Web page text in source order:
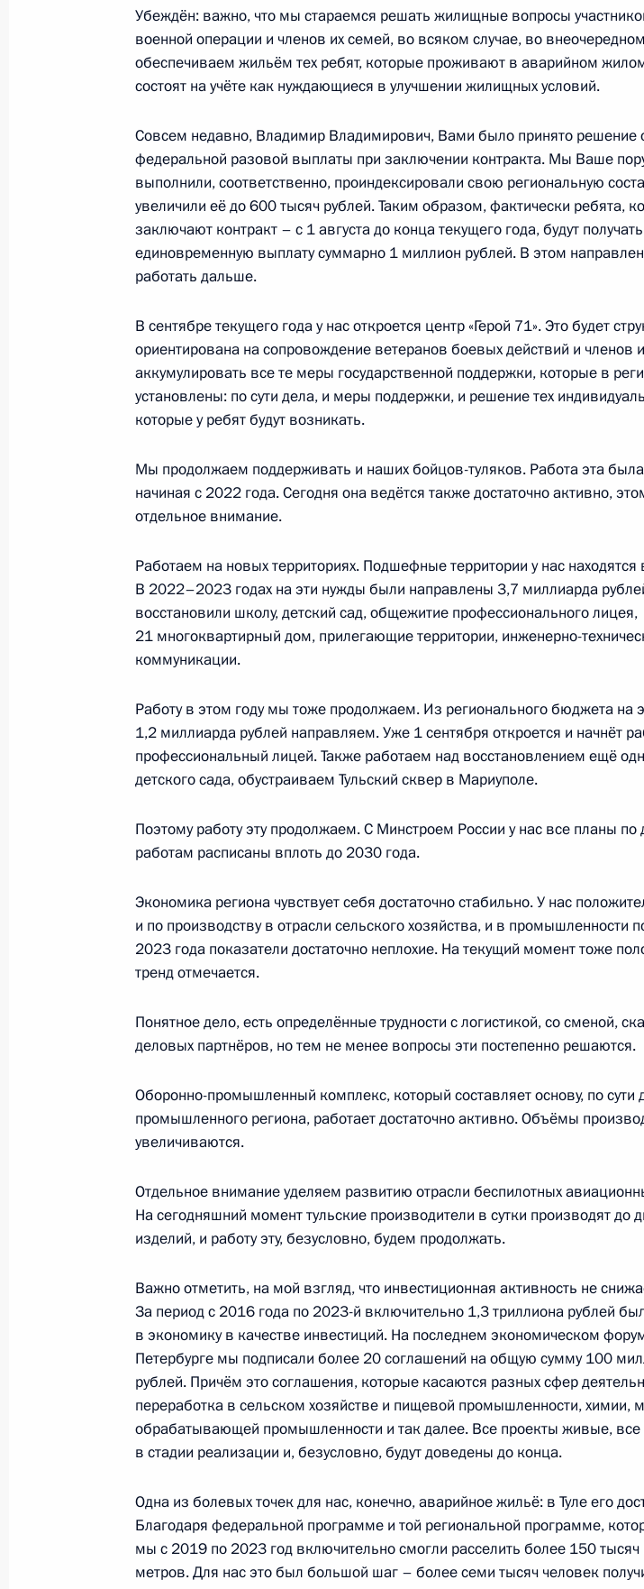
Встреча с врио губернатора Тульской области Дмитрием
Миляевым
15 августа 2024 года, 13:40 Московская область, Ново-Огарёво
14 августа 2024 года, среда
Встреча с временно исполняющим обязанности губернатора
Калининградской области Алексеем Беспрозванных
Московская область, Ново-Огарёво
13 августа 2024 года, вторник
Российско-палестинские переговоры
13 августа 2024 года, 16:15 Московская область, Ново-Огарёво
12 августа 2024 года, понедельник
Владимир Путин провёл оперативное совещание в Ново-Огарёве
Видеообращение по случаю открытия Международного военно-
технического форума «Армия-2024»
8 августа 2024 года, четверг
Смирновым
8 августа 2024 года, 16:45 Московская область, Ново-Огарёво
7 августа 2024 года, среда
Совещание с руководителями силовых ведомств
7 августа 2024 года, 16:45 Московская область, Ново-Огарёво
Совещание с членами Правительства
7 августа 2024 года, 15:30 Московская область, Ново-Огарёво
6 августа 2024 года, вторник
Встреча с губернатором Мурманской области Андреем Чибисом
6 августа 2024 года, 13:30 Москва, Кремль
5 августа 2024 года, понедельник
Встреча с Председателем Совета Федерации Валентиной
Матвиенко и Председателем Государственной Думы Вячеславом
Володиным
4 августа 2024 года, воскресенье
Убеждён: важно, что мы стараемся решать жилищные вопросы
военной операции и членов их семей, во всяком случае, во
обеспечиваем жильём тех ребят, которые проживают в аварийном
состоят на учёте как нуждающиеся в улучшении жилищных условий.
Совсем недавно, Владимир Владимирович, Вами было принято решение
федеральной разовой выплаты при заключении контракта. Мы Ваше
выполнили, соответственно, проиндексировали свою региональную
увеличили её до 600 тысяч рублей. Таким образом, фактически ребята,
заключают контракт – с 1 августа до конца текущего года, будут получать
единовременную выплату суммарно 1 миллион рублей. В этом
работать дальше.
В сентябре текущего года у нас откроется центр «Герой 71». Это будет
ориентирована на сопровождение ветеранов боевых действий и членов
аккумулировать все те меры государственной поддержки, которые в
установлены: по сути дела, и меры поддержки, и решение тех
которые у ребят будут возникать.
Мы продолжаем поддерживать и наших бойцов-туляков. Работа эта
начиная с 2022 года. Сегодня она ведётся также достаточно активно,
отдельное внимание.
Работаем на новых территориях. Подшефные территории у нас
В 2022–2023 годах на эти нужды были направлены 3,7 миллиарда
восстановили школу, детский сад, общежитие профессионального лицея,
21 многоквартирный дом, прилегающие территории, инженерно-
коммуникации.
Работу в этом году мы тоже продолжаем. Из регионального бюджета на
1,2 миллиарда рублей направляем. Уже 1 сентября откроется и начнёт
профессиональный лицей. Также работаем над восстановлением ещё
детского сада, обустраиваем Тульский сквер в Мариуполе.
Поэтому работу эту продолжаем. С Минстроем России у нас все планы
работам расписаны вплоть до 2030 года.
Экономика региона чувствует себя достаточно стабильно. У нас
и по производству в отрасли сельского хозяйства, и в промышленности
2023 года показатели достаточно неплохие. На текущий момент тоже
тренд отмечается.
Понятное дело, есть определённые трудности с логистикой, со сменой,
деловых партнёров, но тем не менее вопросы эти постепенно решаются.
Оборонно-промышленный комплекс, который составляет основу, по сути
промышленного региона, работает достаточно активно. Объёмы
увеличиваются.
Отдельное внимание уделяем развитию отрасли беспилотных
На сегодняшний момент тульские производители в сутки производят до
изделий, и работу эту, безусловно, будем продолжать.
Важно отметить, на мой взгляд, что инвестиционная активность не
За период с 2016 года по 2023-й включительно 1,3 триллиона рублей
в экономику в качестве инвестиций. На последнем экономическом
Петербурге мы подписали более 20 соглашений на общую сумму 100
рублей. Причём это соглашения, которые касаются разных сфер
переработка в сельском хозяйстве и пищевой промышленности, химии,
обрабатывающей промышленности и так далее. Все проекты живые, все
в стадии реализации и, безусловно, будут доведены до конца.
Одна из болевых точек для нас, конечно, аварийное жильё: в Туле его
Благодаря федеральной программе и той региональной программе,
мы с 2019 по 2023 год включительно смогли расселить более 150 тысяч
метров. Для нас это был большой шаг – более семи тысяч человек